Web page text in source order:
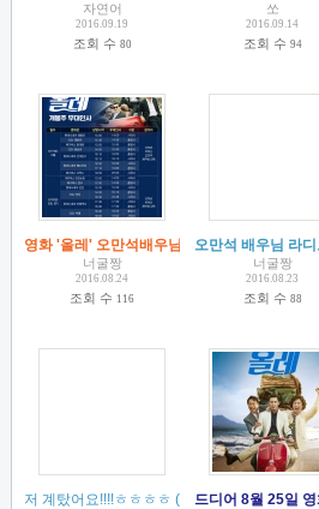
자연어
2016.09.19
조회 수 80
쏘
2016.09.14
조회 수 94
영화 '올레' 오만석배우님 무대인사 일정~!! (1)
너굴짱
2016.08.24
조회 수 116
오만석 배우님 라
너굴짱
2016.08.23
조회 수 88
저 계탔어요!!!!ㅎㅎㅎㅎ ( 드디어 8월 25일 영